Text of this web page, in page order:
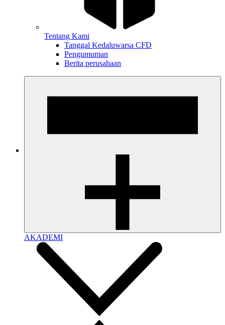
Tentang Kami
Tanggal Kedaluwarsa CFD
Pengumuman
Berita perusahaan
AKADEMI